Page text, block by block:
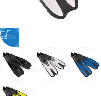
-10%